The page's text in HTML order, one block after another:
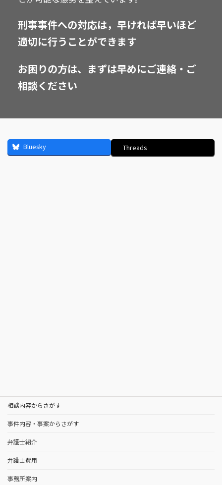
刑事事件への対応は，早ければ早いほど
適切に行うことができます
お困りの方は、まずは早めにご連絡・ご
相談ください
Bluesky Threads
相談内容からさがす
事件内容・事案からさがす
弁護士紹介
弁護士費用
事務所案内